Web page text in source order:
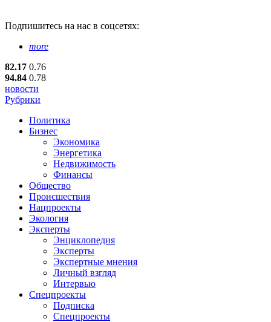
Подпишитесь на нас в соцсетях:
more
82.17 0.76
94.84 0.78
новости
Рубрики
Политика
Бизнес
Экономика
Энергетика
Недвижимость
Финансы
Общество
Происшествия
Нацпроекты
Экология
Эксперты
Энциклопедия
Эксперты
Экспертные мнения
Личный взгляд
Интервью
Спецпроекты
Подписка
Спецпроекты